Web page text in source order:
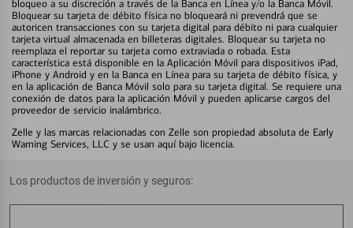
bloqueo a su discreción a través de la Banca en Línea y/o la Banca Móvil.
Bloquear su tarjeta de débito física no bloqueará ni prevendrá que se
autoricen transacciones con su tarjeta digital para débito ni para cualquier
tarjeta virtual almacenada en billeteras digitales. Bloquear su tarjeta no
reemplaza el reportar su tarjeta como extraviada o robada. Esta
característica está disponible en la Aplicación Móvil para dispositivos iPad,
iPhone y Android y en la Banca en Línea para su tarjeta de débito física, y
en la aplicación de Banca Móvil solo para su tarjeta digital. Se requiere una
conexión de datos para la aplicación Móvil y pueden aplicarse cargos del
proveedor de servicio inalámbrico.
Zelle y las marcas relacionadas con Zelle son propiedad absoluta de Early
Warning Services, LLC y se usan aquí bajo licencia.
Los productos de inversión y seguros: